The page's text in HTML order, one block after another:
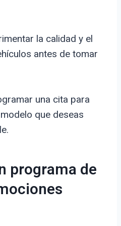
la calidad y el
antes de tomar
una cita para
que deseas
programa de